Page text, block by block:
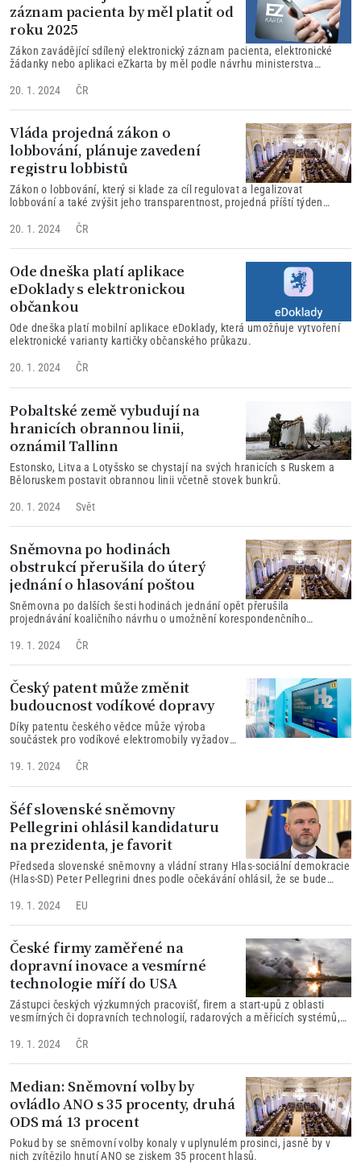
záznam pacienta by měl platit od
roku 2025
Zákon zavádějící sdílený elektronický záznam pacienta, elektronické
žádanky nebo aplikaci eZkarta by měl podle návrhu ministerstva
20. 1. 2024
ČR
Vláda projedná zákon o
lobbování, plánuje zavedení
registru lobbistů
Zákon o lobbování, který si klade za cíl regulovat a legalizovat
lobbování a také zvýšit jeho transparentnost, projedná příští týden
20. 1. 2024
ČR
Ode dneška platí aplikace
eDoklady s elektronickou
občankou
Ode dneška platí mobilní aplikace eDoklady, která umožňuje vytvoření
elektronické varianty kartičky občanského průkazu.
20. 1. 2024 ČR
Pobaltské země vybudují na
hranicích obrannou linii,
oznámil Tallinn
Estonsko, Litva a Lotyšsko se chystají na svých hranicích s Ruskem a
Běloruskem postavit obrannou linii včetně stovek bunkrů.
20. 1. 2024 Svět
Sněmovna po hodinách
obstrukcí přerušila do úterý
jednání o hlasování poštou
Sněmovna po dalších šesti hodinách jednání opět přerušila
projednávání koaličního návrhu o umožnění korespondenčního
19. 1. 2024
ČR
Český patent může změnit
budoucnost vodíkové dopravy
Díky patentu českého vědce může výroba
součástek pro vodíkové elektromobily vyžadovat
Matematicko-fyzikální fakulty Univerzity Karlovy
článků vodíkových aut
19. 1. 2024 ČR
Šéf slovenské sněmovny
Pellegrini ohlásil kandidaturu
na prezidenta, je favorit
Předseda slovenské sněmovny a vládní strany Hlas-sociální demokracie
(Hlas-SD) Peter Pellegrini dnes podle očekávání ohlásil, že se bude
19. 1. 2024
EU
České firmy zaměřené na
dopravní inovace a vesmírné
technologie míří do USA
Zástupci českých výzkumných pracovišť, firem a start-upů z oblasti
vesmírných či dopravních technologií, radarových a měřicích systémů,
19. 1. 2024
ČR
Median: Sněmovní volby by
ovládlo ANO s 35 procenty, druhá
ODS má 13 procent
Pokud by se sněmovní volby konaly v uplynulém prosinci, jasně by v
nich zvítězilo hnutí ANO se ziskem 35 procent hlasů.